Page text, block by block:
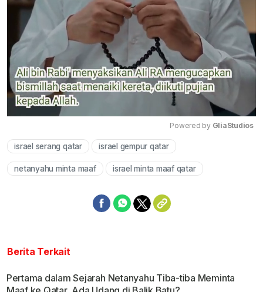
Powered by GliaStudios
israel serang qatar israel gempur qatar
netanyahu minta maaf israel minta maaf qatar
Berita Terkait
Pertama dalam Sejarah Netanyahu Tiba-tiba Meminta